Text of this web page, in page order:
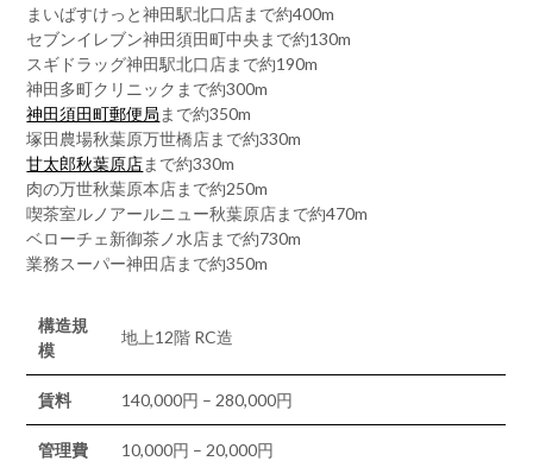
まいばすけっと神田駅北口店まで約400m
セブンイレブン神田須田町中央まで約130m
スギドラッグ神田駅北口店まで約190m
神田多町クリニックまで約300m
神田須田町郵便局 まで約350m
塚田農場秋葉原万世橋店まで約330m
甘太郎秋葉原店まで約330m
肉の万世秋葉原本店まで約250m
喫茶室ルノアールニュー秋葉原店まで約470m
ベローチェ新御茶ノ水店まで約730m
業務スーパー神田店まで約350m
構造規
模
地上12階 RC造
賃料 140,000円 – 280,000円
管理費 10,000円 – 20,000円